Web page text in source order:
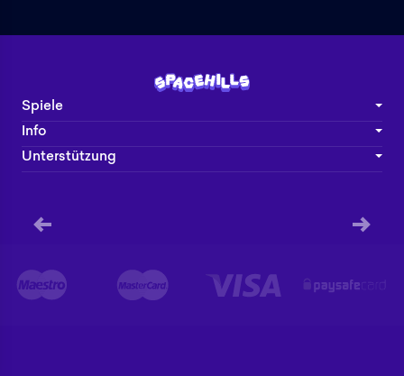
Spiele
Info
Unterstützung